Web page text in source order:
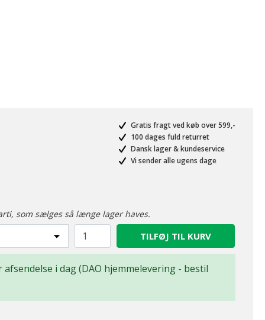
Gratis fragt ved køb over 599,-
100 dages fuld returret
Dansk lager & kundeservice
Vi sender alle ugens dage
som sælges så længe lager haves.
TILFØJ TIL KURV
afsendelse i dag (DAO hjemmelevering - bestil